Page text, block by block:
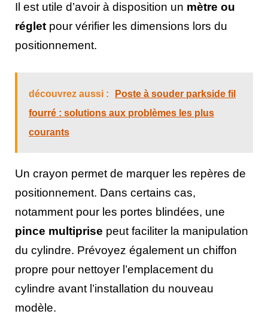
Il est utile d’avoir à disposition un mètre ou
réglet pour vérifier les dimensions lors du
positionnement.
découvrez aussi :
Poste à souder parkside fil
fourré : solutions aux problèmes les plus
courants
Un crayon permet de marquer les repères de
positionnement. Dans certains cas,
notamment pour les portes blindées, une
pince multiprise peut faciliter la manipulation
du cylindre. Prévoyez également un chiffon
propre pour nettoyer l’emplacement du
cylindre avant l’installation du nouveau
modèle.